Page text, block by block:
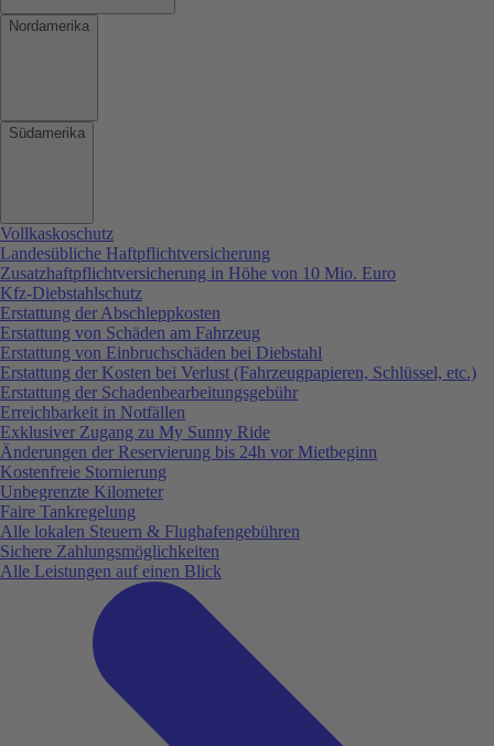
Nordamerika
Südamerika
Vollkaskoschutz
Landesübliche Haftpflichtversicherung
Zusatzhaftpflichtversicherung in Höhe von 10 Mio. Euro
Kfz-Diebstahlschutz
Erstattung der Abschleppkosten
Erstattung von Schäden am Fahrzeug
Erstattung von Einbruchschäden bei Diebstahl
Erstattung der Kosten bei Verlust (Fahrzeugpapieren, Schlüssel, etc.)
Erstattung der Schadenbearbeitungsgebühr
Erreichbarkeit in Notfällen
Exklusiver Zugang zu My Sunny Ride
Änderungen der Reservierung bis 24h vor Mietbeginn
Kostenfreie Stornierung
Unbegrenzte Kilometer
Faire Tankregelung
Alle lokalen Steuern & Flughafengebühren
Sichere Zahlungsmöglichkeiten
Alle Leistungen auf einen Blick